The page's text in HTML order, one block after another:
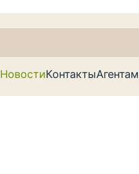
НовостиКонтактыАгентам